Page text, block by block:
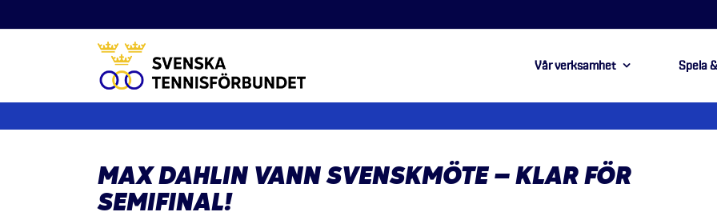
till
Vår verksamhet Spela
MAX DAHLIN VANN SVENSKMÖTE – KLAR FÖR
SEMIFINAL!